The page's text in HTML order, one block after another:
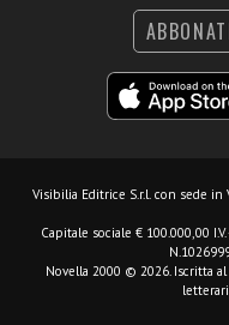
Visibilia Editrice S.r.l. con sede in
Capitale sociale € 100.000,00
Novella 2000 © 2026. Iscritta